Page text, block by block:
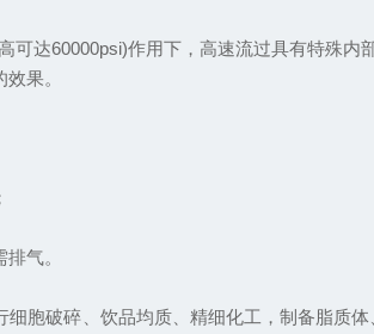
可达60000psi)作用下，高速流过具有特殊
果。
气。
破碎、饮品均质、精细化工，制备脂质